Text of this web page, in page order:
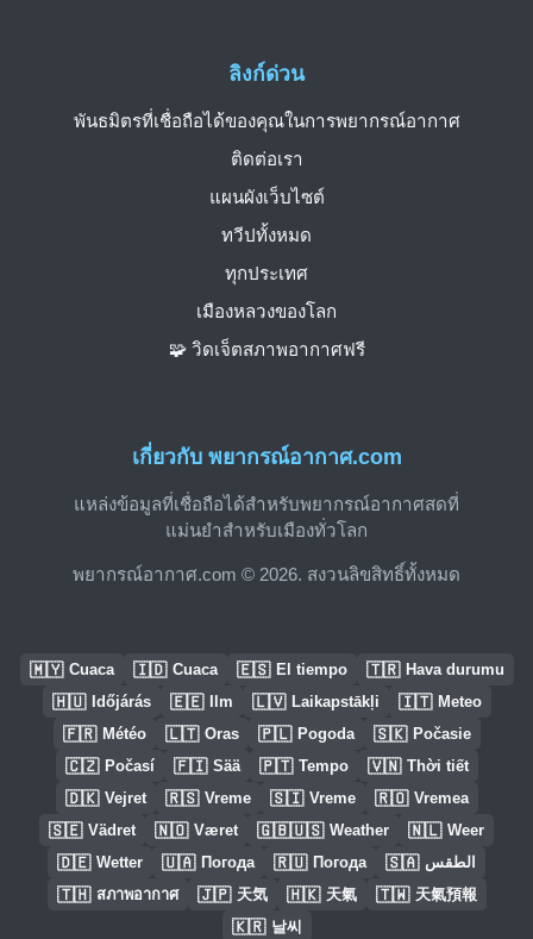
เกี่ยวกับ พยากรณ์อากาศ.com
แหล่งข้อมูลที่เชื่อถือได้สำหรับพยากรณ์อากาศสดที่
แม่นยำสำหรับเมืองทั่วโลก
พยากรณ์อากาศ.com © 2026. สงวนลิขสิทธิ์ทั้งหมด
ลิงก์ด่วน
พันธมิตรที่เชื่อถือได้ของคุณในการพยากรณ์อากาศ
ติดต่อเรา
แผนผังเว็บไซต์
ทวีปทั้งหมด
ทุกประเทศ
เมืองหลวงของโลก
🧩 วิดเจ็ตสภาพอากาศฟรี
🇲🇾 Cuaca 🇮🇩 Cuaca 🇪🇸 El tiempo 🇹🇷 Hava durumu
🇭🇺 Időjárás 🇪🇪 Ilm 🇱🇻 Laikapstākļi 🇮🇹 Meteo
🇫🇷 Météo 🇱🇹 Oras 🇵🇱 Pogoda 🇸🇰 Počasie
🇨🇿 Počasí 🇫🇮 Sää 🇵🇹 Tempo 🇻🇳 Thời tiết
🇩🇰 Vejret 🇷🇸 Vreme 🇸🇮 Vreme 🇷🇴 Vremea
🇸🇪 Vädret 🇳🇴 Været 🇬🇧🇺🇸 Weather 🇳🇱 Weer
🇩🇪 Wetter 🇺🇦 Погода 🇷🇺 Погода 🇸🇦 الطقس
🇹🇭 สภาพอากาศ 🇯🇵 天気 🇭🇰 天氣 🇹🇼 天氣預報
🇰🇷 날씨